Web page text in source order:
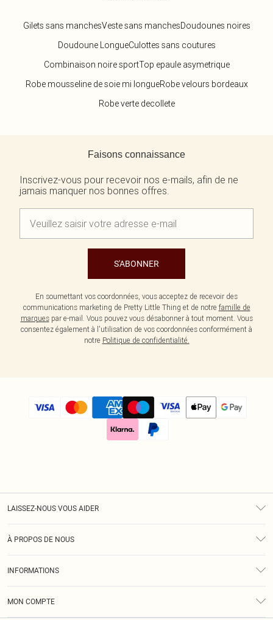
Gilets sans manchesVeste sans manchesDoudounes noires
Doudoune LongueCulottes sans coutures
Combinaison noire sportTop epaule asymetrique
Robe mousseline de soie mi longueRobe velours bordeaux
Robe verte decollete
Faisons connaissance
Inscrivez-vous pour recevoir nos e-mails, afin de ne
jamais manquer nos bonnes offres.
S'ABONNER
En soumettant vos coordonnées, vous acceptez de recevoir des
communications marketing de Pretty Little Thing et de notre famille de
marquespar e-mail. Vous pouvez vous désabonner à tout moment. Vous
consentez également à l'utilisation de vos coordonnées conformément à
notre Politique de confidentialité.
LAISSEZ-NOUS VOUS AIDER
À PROPOS DE NOUS
INFORMATIONS
MON COMPTE